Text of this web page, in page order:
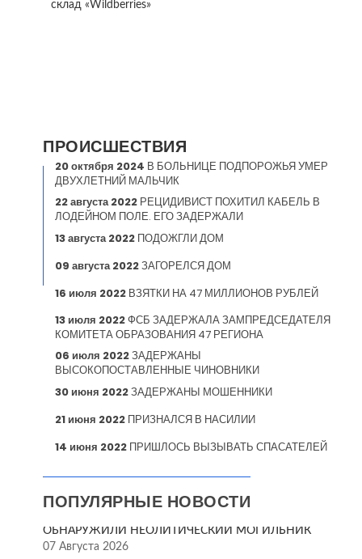
склад «Wildberries»
ПРОИСШЕСТВИЯ
20 октября 2024 В БОЛЬНИЦЕ ПОДПОРОЖЬЯ УМЕР
ДВУХЛЕТНИЙ МАЛЬЧИК
22 августа 2022 РЕЦИДИВИСТ ПОХИТИЛ КАБЕЛЬ В
ЛОДЕЙНОМ ПОЛЕ. ЕГО ЗАДЕРЖАЛИ
13 августа 2022 ПОДОЖГЛИ ДОМ
09 августа 2022ЗАГОРЕЛСЯ ДОМ
16 июля 2022 ВЗЯТКИ НА 47 МИЛЛИОНОВ РУБЛЕЙ
13 июля 2022ФСБ ЗАДЕРЖАЛА ЗАМПРЕДСЕДАТЕЛЯ
КОМИТЕТА ОБРАЗОВАНИЯ 47 РЕГИОНА
06 июля 2022ЗАДЕРЖАНЫ
ВЫСОКОПОСТАВЛЕННЫЕ ЧИНОВНИКИ
30 июня 2022ЗАДЕРЖАНЫ МОШЕННИКИ
21 июня 2022 ПРИЗНАЛСЯ В НАСИЛИИ
14 июня 2022 ПРИШЛОСЬ ВЫЗЫВАТЬ СПАСАТЕЛЕЙ
ПОПУЛЯРНЫЕ НОВОСТИ
ОБНАРУЖИЛИ НЕОЛИТИЧЕСКИЙ МОГИЛЬНИК
07 Августа 2026